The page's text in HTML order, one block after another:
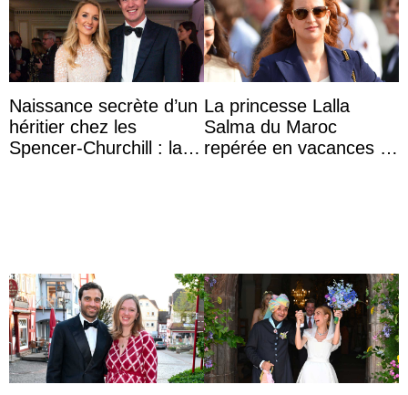
Naissance secrète d’un
héritier chez les
Spencer-Churchill : la
La princesse Lalla
Salma du Maroc
repérée en vacances à